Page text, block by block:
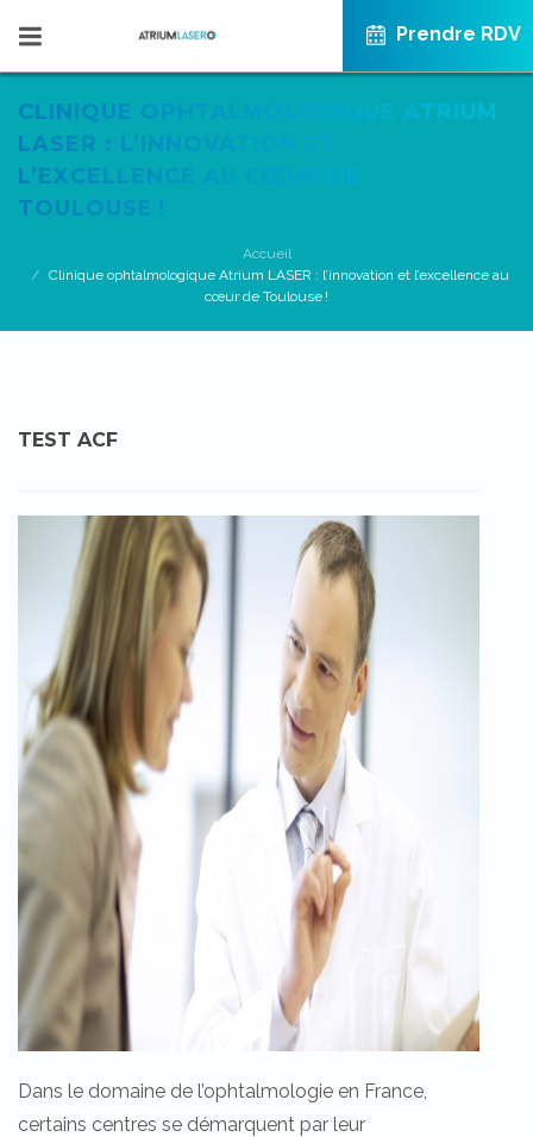
Prendre RDV
CLINIQUE OPHTALMOLOGIQUE ATRIUM
LASER : L’INNOVATION ET
L’EXCELLENCE AU CŒUR DE
TOULOUSE !
Accueil
Clinique ophtalmologique Atrium LASER : l’innovation et l’excellence au
cœur de Toulouse !
TEST ACF
Dans le domaine de l’ophtalmologie en France,
certains centres se démarquent par leur